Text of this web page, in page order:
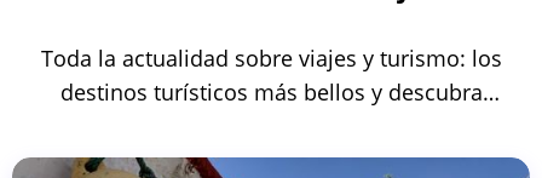
Toda la actualidad sobre viajes y turismo: los
destinos turísticos más bellos y descubra
los viajes, las vacaciones, dónde ir, qué hacer,